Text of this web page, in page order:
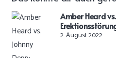
Amber Heard
2. August 2022